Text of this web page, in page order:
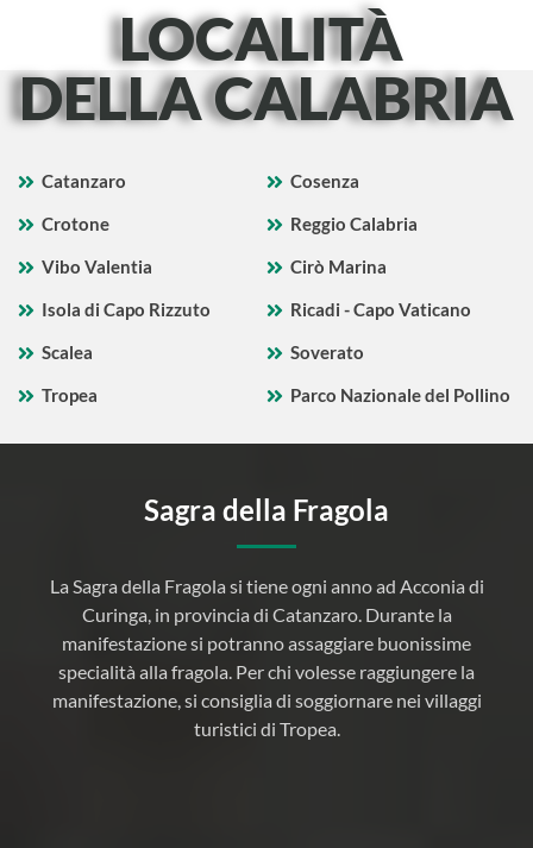
LOCALITÀ
DELLA CALABRIA
Catanzaro
Cosenza
Crotone
Reggio Calabria
Vibo Valentia
Cirò Marina
Isola di Capo Rizzuto
Ricadi - Capo Vaticano
Scalea
Soverato
Tropea
Parco Nazionale del Pollino
Sagra della Fragola
La Sagra della Fragola si tiene ogni anno ad Acconia di
Curinga, in provincia di Catanzaro. Durante la
manifestazione si potranno assaggiare buonissime
specialità alla fragola. Per chi volesse raggiungere la
manifestazione, si consiglia di soggiornare nei villaggi
turistici di Tropea.